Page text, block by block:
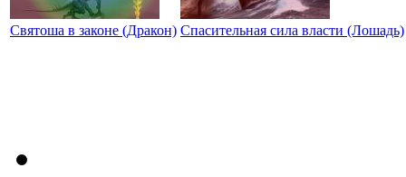
Святоша в законе (Дракон) Спасительная сила власти (Лошадь)